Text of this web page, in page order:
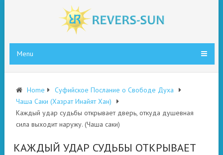
Menu
Home
Суфийское Послание о Свободе Духа
Чаша Саки (Хазрат Инайят Хан)
Каждый удар судьбы открывает дверь, откуда душевная
сила выходит наружу. (Чаша саки)
КАЖДЫЙ УДАР СУДЬБЫ ОТКРЫВАЕТ